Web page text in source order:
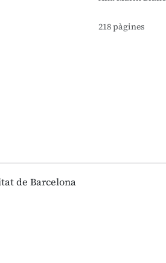
218 pàgines